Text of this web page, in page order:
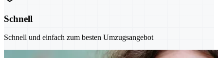
Schnell
Schnell und einfach zum besten Umzugsangebot